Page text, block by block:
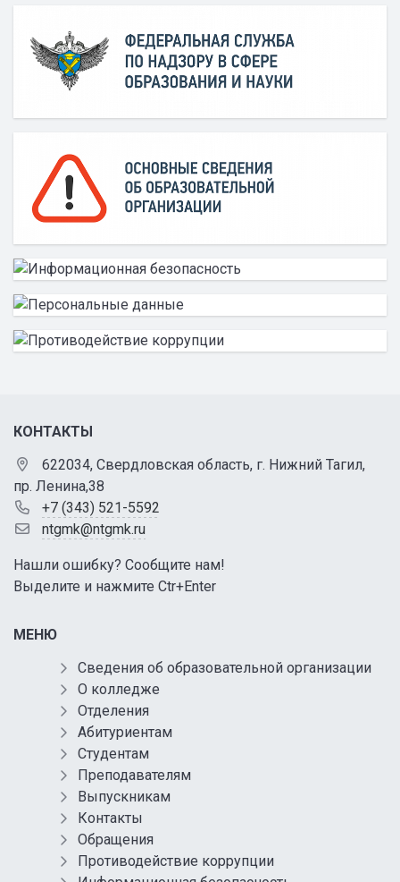
КОНТАКТЫ
622034, Свердловская область, г. Нижний Тагил,
пр. Ленина,38
+7 (343) 521-5592
ntgmk@ntgmk.ru
Нашли ошибку? Сообщите нам!
Выделите и нажмите Ctr+Enter
МЕНЮ
Сведения об образовательной организации
О колледже
Отделения
Абитуриентам
Студентам
Преподавателям
Выпускникам
Контакты
Обращения
Противодействие коррупции